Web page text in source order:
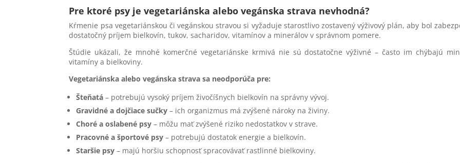
Pre ktoré psy je vegetariánska alebo vegánska strava nevhodná?
Kŕmenie psa vegetariánskou či vegánskou stravou si vyžaduje starostlivo zostavený výživový plán, aby bol
dostatočný príjem bielkovín, tukov, sacharidov, vitamínov a minerálov v správnom pomere.
Štúdie ukázali, že mnohé komerčné vegetariánske krmivá nie sú dostatočne výživné – často im chýbajú
vitamíny a bielkoviny.
Vegetariánska alebo vegánska strava sa neodporúča pre:
Šteňatá – potrebujú vysoký príjem živočíšnych bielkovín na správny vývoj.
Gravidné a dojčiace sučky – ich organizmus má zvýšené nároky na živiny.
Choré a oslabené psy – môžu mať zvýšené riziko nedostatkov v strave.
Pracovné a športové psy – potrebujú dostatok energie a bielkovín.
Staršie psy – majú horšiu schopnosť spracovávať rastlinné bielkoviny.